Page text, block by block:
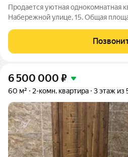
Продается уютная однокомнатная
Набережной улице, 15. Общая
расположена на 2 этаже
Высокие
6 500 000 ₽
60 м² 2-комн. квартира 3 этаж из